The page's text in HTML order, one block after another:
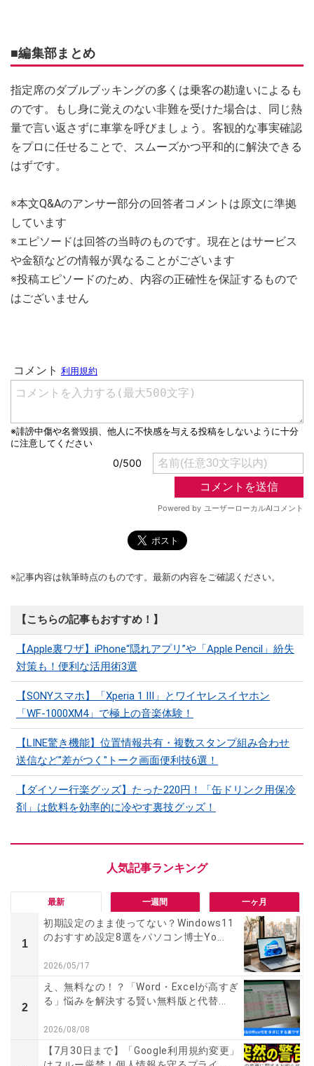
■編集部まとめ
指定席のダブルブッキングの多くは乗客の勘違いによるも
のです。もし身に覚えのない非難を受けた場合は、同じ熱
量で言い返さずに車掌を呼びましょう。客観的な事実確認
をプロに任せることで、スムーズかつ平和的に解決できる
はずです。
※本文Q&Aのアンサー部分の回答者コメントは原文に準拠
しています
※エピソードは回答の当時のものです。現在とはサービス
や金額などの情報が異なることがございます
※投稿エピソードのため、内容の正確性を保証するもので
はございません
※記事内容は執筆時点のものです。最新の内容をご確認ください。
【こちらの記事もおすすめ！】
【Apple裏ワザ】iPhone“隠れアプリ”や「Apple Pencil」紛失
対策も！便利な活用術3選
【SONYスマホ】「Xperia 1 III」とワイヤレスイヤホン
「WF-1000XM4」で極上の音楽体験！
【LINE驚き機能】位置情報共有・複数スタンプ組み合わせ
送信など"差がつく"トーク画面便利技6選！
【ダイソー行楽グッズ】たった220円！「缶ドリンク用保冷
剤」は飲料を効率的に冷やす裏技グッズ！
最新 一週間 一ヶ月
1
初期設定のまま使ってない？Windows11
のおすすめ設定8選をパソコン博士Yo...
2026/05/17
2
え、無料なの！？「Word・Excelが高すぎ
る」悩みを解決する賢い無料版と代替...
2026/08/08
【7月30日まで】「Google利用規約変更」